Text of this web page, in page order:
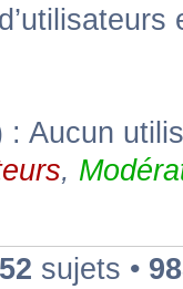
Aucun
,
sujets •